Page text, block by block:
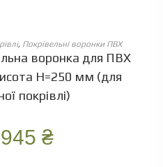
ОПЦІЇ
, Покрівельні воронки ПВХ
воронка для ПВХ
Н=250 мм (для
покрівлі)
945 ₴